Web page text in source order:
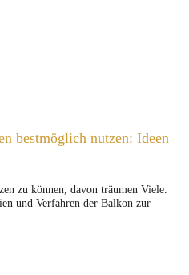
bestmöglich nutzen: Ideen
zu können, davon träumen Viele.
und Verfahren der Balkon zur